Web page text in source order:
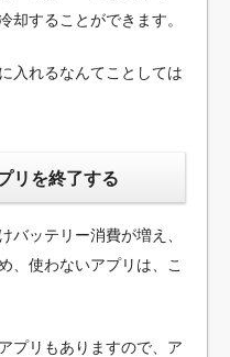
却することができます。
入れるなんてことしては
リを終了する
バッテリー消費が増え、
、使わないアプリは、こ
プリもありますので、ア